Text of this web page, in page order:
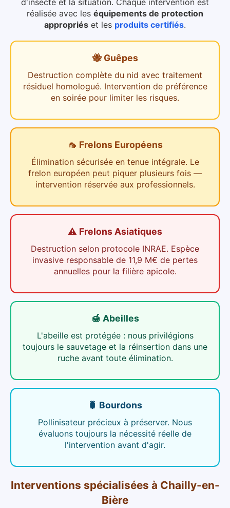
d'insecte et la situation. Chaque intervention est
réalisée avec les équipements de protection
appropriés et les produits certifiés.
🐝 Guêpes
Destruction complète du nid avec traitement
résiduel homologué. Intervention de préférence
en soirée pour limiter les risques.
🦟 Frelons Européens
Élimination sécurisée en tenue intégrale. Le
frelon européen peut piquer plusieurs fois —
intervention réservée aux professionnels.
⚠️ Frelons Asiatiques
Destruction selon protocole INRAE. Espèce
invasive responsable de 11,9 M€ de pertes
annuelles pour la filière apicole.
🍯 Abeilles
L'abeille est protégée : nous privilégions
toujours le sauvetage et la réinsertion dans une
ruche avant toute élimination.
🐛 Bourdons
Pollinisateur précieux à préserver. Nous
évaluons toujours la nécessité réelle de
l'intervention avant d'agir.
Interventions spécialisées à Chailly-en-
Bière